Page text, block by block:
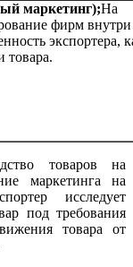
маркетинг);На
фирм внутри
экспортера,
товара.
товаров на
маркетинга на
исследует
под требования
товара от